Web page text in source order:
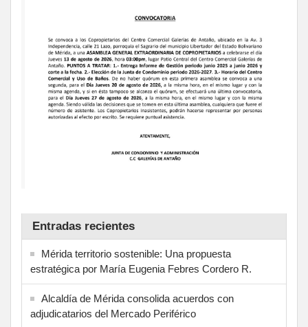
Entradas recientes
Mérida territorio sostenible: Una propuesta
estratégica por María Eugenia Febres Cordero R.
Alcaldía de Mérida consolida acuerdos con
adjudicatarios del Mercado Periférico